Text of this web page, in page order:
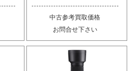
中古参考買取価格
お問合せ下さい